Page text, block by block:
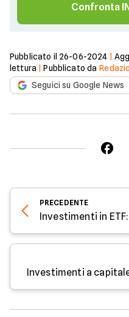
Confronta
Pubblicato il 26-06-2024
lettura |Pubblicato da
Seguici su Google News
PRECEDENTE
Investimenti in
Investimenti a